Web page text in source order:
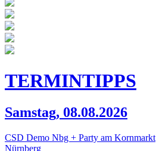
TERMINTIPPS
Samstag, 08.08.2026
CSD Demo Nbg + Party am Kornmarkt
Nürnberg